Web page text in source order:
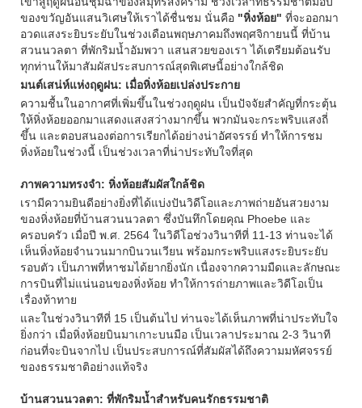
เข้าสู่ฤดูฝนอันชุ่มฉ่ำของสมุทรสงคราม ช่วงเวลาที่ธรรมชาติมอบ
ของขวัญอันแสนวิเศษให้เราได้ชื่นชม นั่นคือ "หิ่งห้อย" ที่จะออกมา
อวดแสงระยิบระยับในช่วงเดือนพฤษภาคมถึงพฤศจิกายนนี้ ที่บ้าน
สวนนวลตา ที่พักริมน้ำอัมพวา แสนสวยของเรา ได้เตรียมต้อนรับ
ทุกท่านให้มาสัมผัสประสบการณ์สุดพิเศษนี้อย่างใกล้ชิด
มนต์เสน่ห์แห่งฤดูฝน: เมื่อหิ่งห้อยเปล่งประกาย
ความชื้นในอากาศที่เพิ่มขึ้นในช่วงฤดูฝน เป็นปัจจัยสำคัญที่กระตุ้น
ให้หิ่งห้อยออกมาแสดงแสงสว่างมากขึ้น พวกมันจะกระพริบแสงถี่
ขึ้น และตอบสนองต่อการเรียกได้อย่างน่าอัศจรรย์ ทำให้การชม
หิ่งห้อยในช่วงนี้ เป็นช่วงเวลาที่น่าประทับใจที่สุด
ภาพความทรงจำ: หิ่งห้อยสัมผัสใกล้ชิด
เรามีความยินดีอย่างยิ่งที่ได้แบ่งปันวิดีโอและภาพถ่ายอันสวยงาม
ของหิ่งห้อยที่บ้านสวนนวลตา ซึ่งบันทึกโดยคุณ Phoebe และ
ครอบครัว เมื่อปี พ.ศ. 2564 ในวิดีโอช่วงวินาทีที่ 11-13 ท่านจะได้
เห็นหิ่งห้อยจำนวนมากบินวนเวียน พร้อมกระพริบแสงระยิบระยับ
รอบตัว เป็นภาพที่หาชมได้ยากยิ่งนัก เนื่องจากความมืดและลักษณะ
การบินที่ไม่แน่นอนของหิ่งห้อย ทำให้การถ่ายภาพและวิดีโอเป็น
เรื่องท้าทาย
และในช่วงวินาทีที่ 15 เป็นต้นไป ท่านจะได้เห็นภาพที่น่าประทับใจ
ยิ่งกว่า เมื่อหิ่งห้อยบินมาเกาะบนมือ เป็นเวลาประมาณ 2-3 วินาที
ก่อนที่จะบินจากไป เป็นประสบการณ์ที่สัมผัสได้ถึงความมหัศจรรย์
ของธรรมชาติอย่างแท้จริง
บ้านสวนนวลตา: ที่พักริมน้ำสำหรับคนรักธรรมชาติ